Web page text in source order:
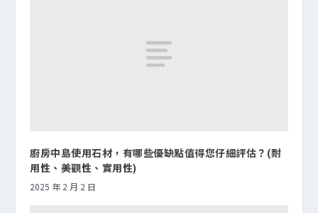
廚房中島使用石材，有哪些優缺點值得您仔細評估？(耐
用性、美觀性、實用性)
2025 年 2 月 2 日